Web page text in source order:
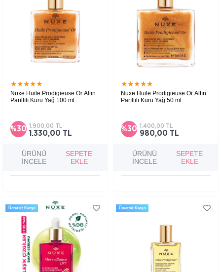
★★★★★
Nuxe Huile Prodigieuse Or Altın
Parıltılı Kuru Yağ 100 ml
bir parıltı kazandırırken derinlemesine besler
ve yumuşatır.
%30
1.330,00 TL
1.900,00 TL
ÜRÜNÜ
İNCELE
SEPETE
EKLE
★★★★★
Nuxe Huile Prodigieuse Or Altın
Parıltılı Kuru Yağ 50 ml
bir parıltı kazandırırken derinlemesine besler
ve yumuşatır.
%30
980,00 TL
1.400,00 TL
ÜRÜNÜ
İNCELE
SEPETE
EKLE
Ücretsiz Kargo Ücretsiz Kargo